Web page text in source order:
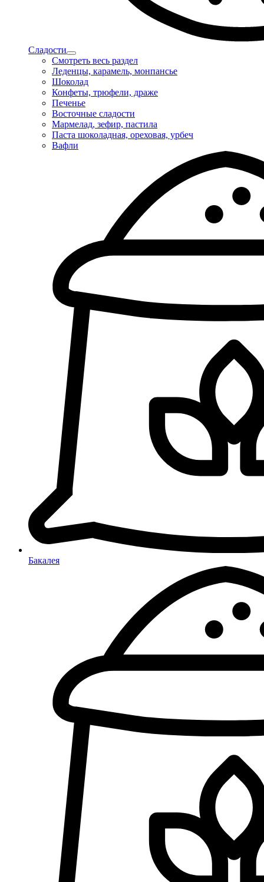
Сладости
Смотреть весь раздел
Леденцы, карамель, монпансье
Шоколад
Конфеты, трюфели, драже
Печенье
Восточные сладости
Мармелад, зефир, пастила
Паста шоколадная, ореховая, урбеч
Вафли
Бакалея